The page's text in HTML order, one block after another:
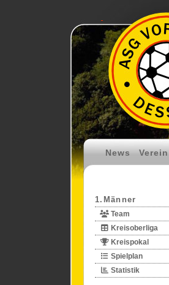
News Verein
1.Männer
Team
Kreisoberliga
Kreispokal
Spielplan
Statistik